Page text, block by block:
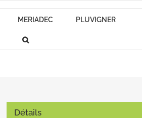
MERIADEC PLUVIGNER
Détails